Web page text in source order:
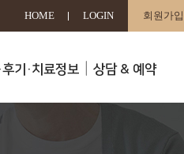
HOME LOGIN 회원가입
·후기·치료정보 상담 & 예약